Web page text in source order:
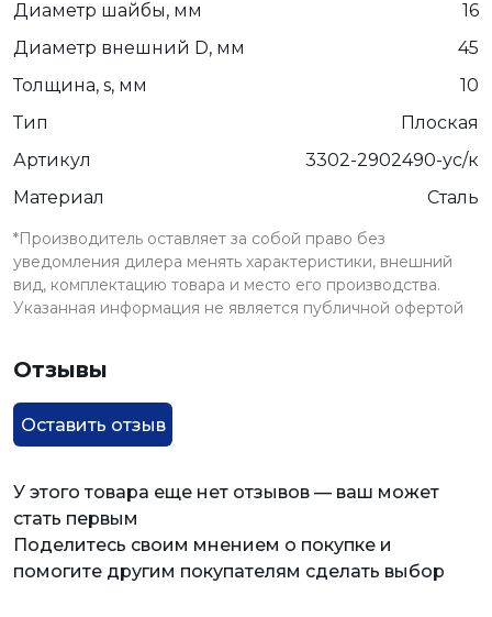
Диаметр шайбы, мм
16
Диаметр внешний D, мм
45
Толщина, s, мм
10
Тип
Плоская
Артикул
3302-2902490-ус/к
Материал
Сталь
*Производитель оставляет за собой право без
уведомления дилера менять характеристики, внешний
вид, комплектацию товара и место его производства.
Указанная информация не является публичной офертой
Отзывы
Оставить отзыв
У этого товара еще нет отзывов — ваш может
стать первым
Поделитесь своим мнением о покупке и
помогите другим покупателям сделать выбор